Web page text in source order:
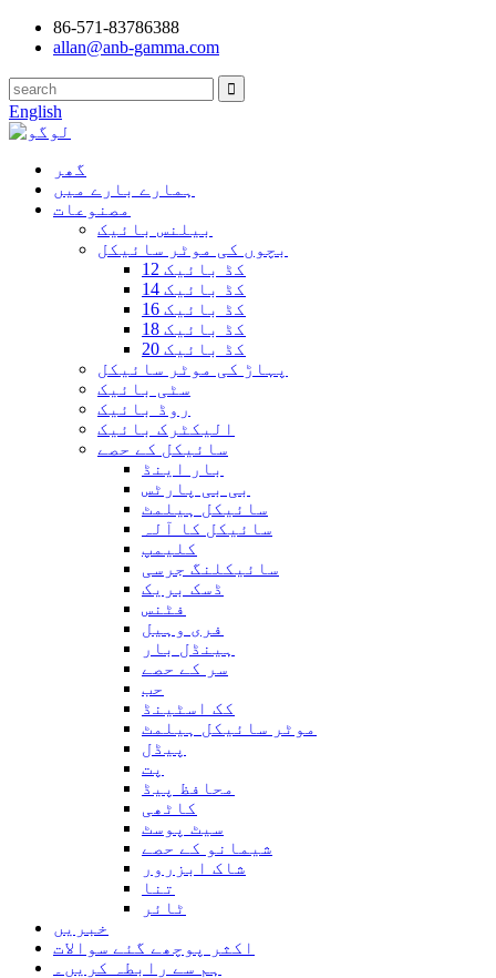
86-571-83786388
allan@anb-gamma.com
English
گھر
ہمارے بارے میں
مصنوعات
بیلنس بائیک
بچوں کی موٹر سائیکل
12 کڈ بائیک
14 کڈ بائیک
16 کڈ بائیک
18 کڈ بائیک
20 کڈ بائیک
پہاڑ کی موٹر سائیکل
سٹی بائیک
روڈ بائیک
الیکٹرک بائیک
سائیکل کے حصے
بار اینڈ
بی بی پارٹس
سائیکل ہیلمٹ
سائیکل کا آلہ
کلیمپ
سائیکلنگ جرسی
ڈسک بریک
فٹنس
فری وہیل
ہینڈل بار
سر کے حصے
حب
کک اسٹینڈ
موٹر سائیکل ہیلمٹ
پیڈل
پت
محافظ پیڈ
کاٹھی
سیٹ پوسٹ
شیمانو کے حصے
شاک ابزرور
تنا
ٹائر
خبریں
اکثر پوچھے گئے سوالات
ہم سے رابطہ کریں۔